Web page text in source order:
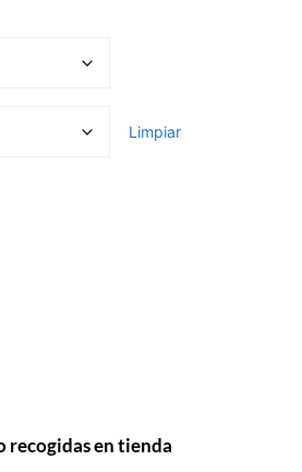
Limpiar
recogidas en tienda